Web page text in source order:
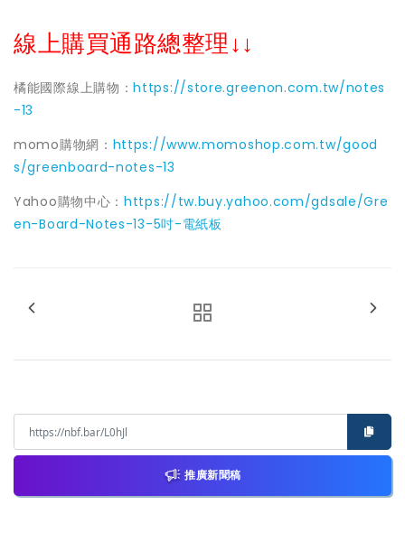
線上購買通路總整理↓↓
橘能國際線上購物：https://store.greenon.com.tw/notes
-13
momo購物網： https://www.momoshop.com.tw/good
s/greenboard-notes-13
Yahoo購物中心： https://tw.buy.yahoo.com/gdsale/Gre
en-Board-Notes-13-5吋-電紙板
推廣新聞稿